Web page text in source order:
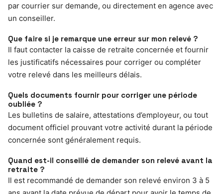
par courrier sur demande, ou directement en agence avec
un conseiller.
Que faire si je remarque une erreur sur mon relevé ?
Il faut contacter la caisse de retraite concernée et fournir
les justificatifs nécessaires pour corriger ou compléter
votre relevé dans les meilleurs délais.
Quels documents fournir pour corriger une période
oubliée ?
Les bulletins de salaire, attestations d’employeur, ou tout
document officiel prouvant votre activité durant la période
concernée sont généralement requis.
Quand est-il conseillé de demander son relevé avant la
retraite ?
Il est recommandé de demander son relevé environ 3 à 5